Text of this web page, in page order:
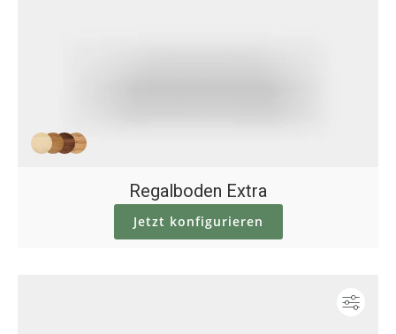
Regalboden Extra
Jetzt konfigurieren